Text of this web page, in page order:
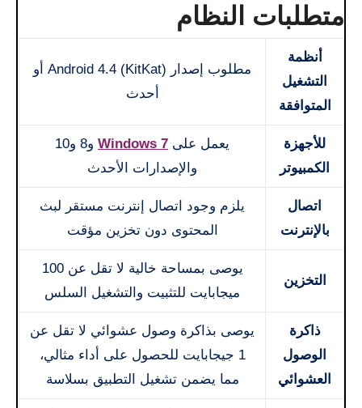
متطلبات النظام
أنظمة
التشغيل
المتوافقة
مطلوب إصدار Android 4.4 (KitKat) أو
أحدث
للأجهزة
الكمبيوتر
يعمل على Windows 7
و8 و10
والإصدارات الأحدث
اتصال
بالإنترنت
يلزم وجود اتصال إنترنت مستقر لبث
المحتوى دون تخزين مؤقت
التخزين
يوصى بمساحة خالية لا تقل عن 100
ميجابايت للتثبيت والتشغيل السلس
ذاكرة
الوصول
العشوائي
يوصى بذاكرة وصول عشوائي لا تقل عن
1 جيجابايت للحصول على أداء مثالي،
مما يضمن تشغيل التطبيق بسلاسة